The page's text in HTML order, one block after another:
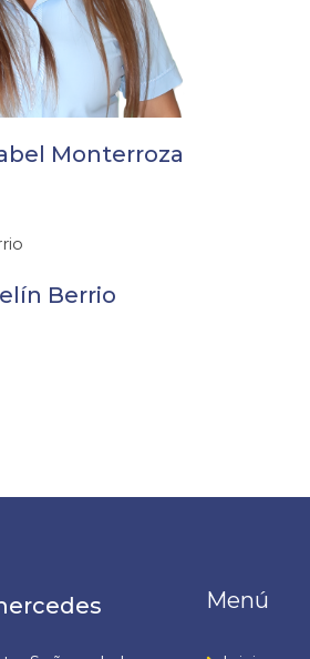
Monterroza
Berrio
Menú